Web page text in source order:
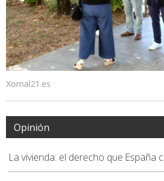
Xornal21.es
Opinión
La vivienda: el derecho que España